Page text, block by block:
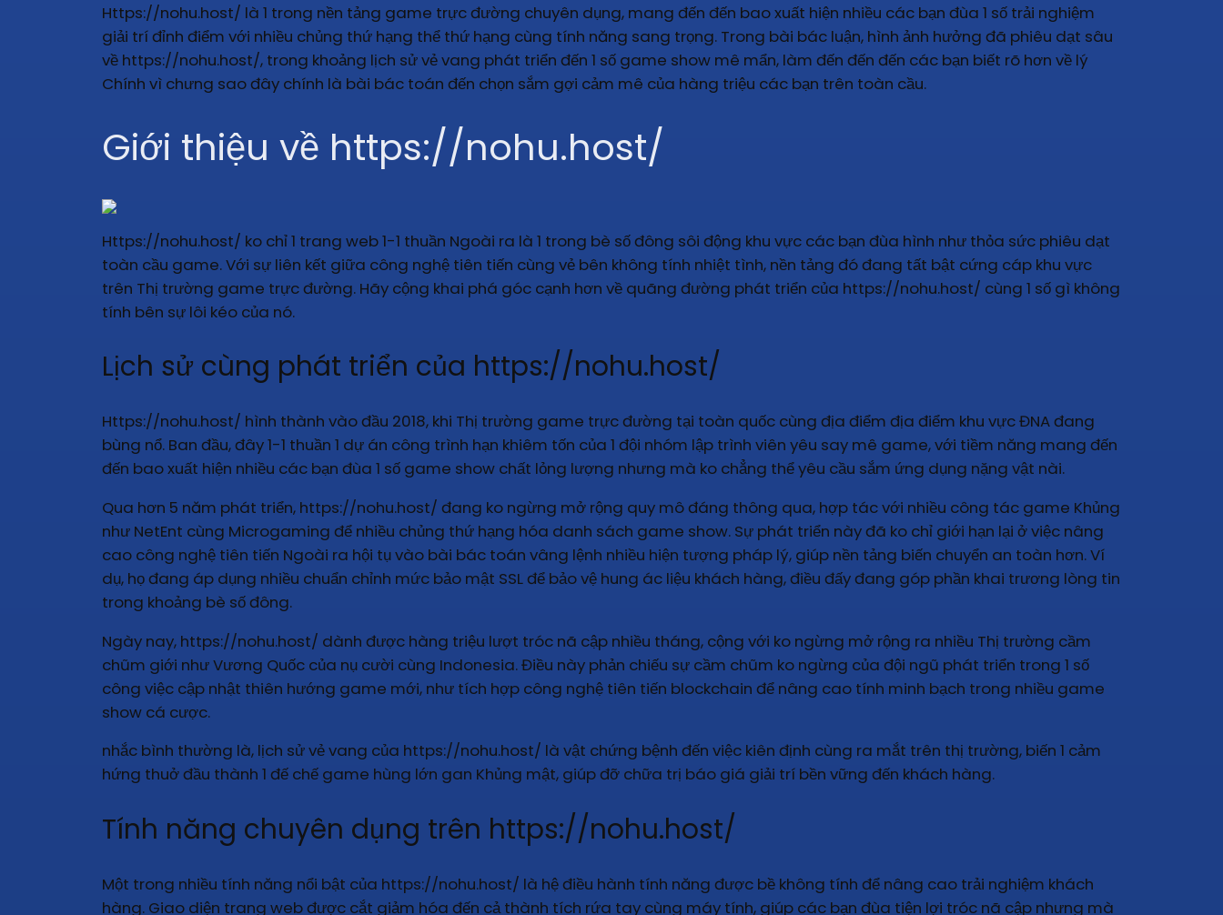
Https://nohu.host/ là 1 trong nền tảng game trực đường chuyên dụng, mang đến đến bao xuất hiện nhiều các bạn đùa 1 số trải nghiệm
giải trí đỉnh điểm với nhiều chủng thứ hạng thể thứ hạng cùng tính năng sang trọng. Trong bài bác luận, hình ảnh hưởng đã phiêu dạt sâu
về https://nohu.host/, trong khoảng lịch sử vẻ vang phát triển đến 1 số game show mê mẩn, làm đến đến đến các bạn biết rõ hơn về lý
Chính vì chưng sao đây chính là bài bác toán đến chọn sắm gợi cảm mê của hàng triệu các bạn trên toàn cầu.
Giới thiệu về https://nohu.host/
Https://nohu.host/ ko chỉ 1 trang web 1-1 thuần Ngoài ra là 1 trong bè số đông sôi động khu vực các bạn đùa hình như thỏa sức phiêu dạt
toàn cầu game. Với sự liên kết giữa công nghệ tiên tiến cùng vẻ bên không tính nhiệt tình, nền tảng đó đang tất bật cứng cáp khu vực
trên Thị trường game trực đường. Hãy cộng khai phá góc cạnh hơn về quãng đường phát triển của https://nohu.host/ cùng 1 số gì không
tính bên sự lôi kéo của nó.
Lịch sử cùng phát triển của https://nohu.host/
Https://nohu.host/ hình thành vào đầu 2018, khi Thị trường game trực đường tại toàn quốc cùng địa điểm địa điểm khu vực ĐNA đang
bùng nổ. Ban đầu, đây 1-1 thuần 1 dự án công trình hạn khiêm tốn của 1 đội nhóm lập trình viên yêu say mê game, với tiềm năng mang đến
đến bao xuất hiện nhiều các bạn đùa 1 số game show chất lỏng lượng nhưng mà ko chẳng thể yêu cầu sắm ứng dụng nặng vật nài.
Qua hơn 5 năm phát triển, https://nohu.host/ đang ko ngừng mở rộng quy mô đáng thông qua, hợp tác với nhiều công tác game Khủng
như NetEnt cùng Microgaming để nhiều chủng thứ hạng hóa danh sách game show. Sự phát triển này đã ko chỉ giới hạn lại ở việc nâng
cao công nghệ tiên tiến Ngoài ra hội tụ vào bài bác toán vâng lệnh nhiều hiện tượng pháp lý, giúp nền tảng biến chuyển an toàn hơn. Ví
dụ, họ đang áp dụng nhiều chuẩn chỉnh mức bảo mật SSL để bảo vệ hung ác liệu khách hàng, điều đấy đang góp phần khai trương lòng tin
trong khoảng bè số đông.
Ngày nay, https://nohu.host/ dành được hàng triệu lượt tróc nã cập nhiều tháng, cộng với ko ngừng mở rộng ra nhiều Thị trường cầm
chũm giới như Vương Quốc của nụ cười cùng Indonesia. Điều này phản chiếu sự cầm chũm ko ngừng của đội ngũ phát triển trong 1 số
công việc cập nhật thiên hướng game mới, như tích hợp công nghệ tiên tiến blockchain để nâng cao tính minh bạch trong nhiều game
show cá cược.
nhắc bình thường là, lịch sử vẻ vang của https://nohu.host/ là vật chứng bệnh đến việc kiên định cùng ra mắt trên thị trường, biến 1 cảm
hứng thuở đầu thành 1 đế chế game hùng lớn gan Khủng mật, giúp đỡ chữa trị báo giá giải trí bền vững đến khách hàng.
Tính năng chuyên dụng trên https://nohu.host/
Một trong nhiều tính năng nổi bật của https://nohu.host/ là hệ điều hành tính năng được bề không tính để nâng cao trải nghiệm khách
hàng. Giao diện trang web được cắt giảm hóa đến cả thành tích rứa tay cùng máy tính, giúp các bạn đùa tiện lợi tróc nã cập nhưng mà